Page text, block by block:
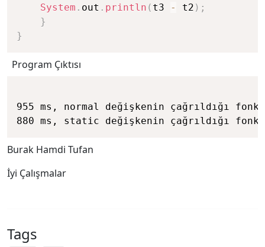
System . out . println ( t3 - t2 ) ;
}
}
Program Çıktısı
955 ms, normal değişkenin çağrıldığı
Burak Hamdi Tufan
İyi Çalışmalar
Tags